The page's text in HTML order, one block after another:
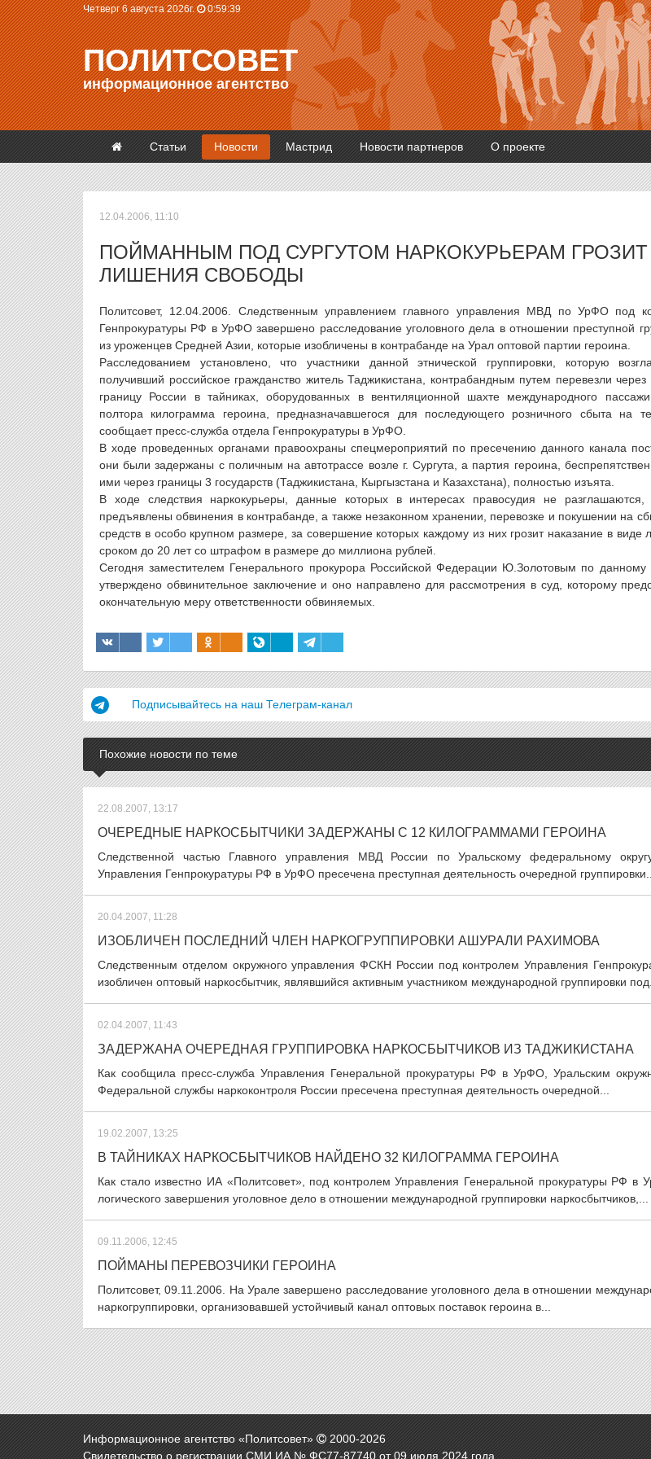
Четверг 6 августа 2026г. 0:59:40
ПОЛИТСОВЕТ
информационное агентство
Статьи Новости Мастрид Новости партнеров О проекте
12.04.2006, 11:10
ПОЙМАННЫМ ПОД СУРГУТОМ НАРКОКУРЬЕРАМ ГРОЗИТ
ЛИШЕНИЯ СВОБОДЫ
Политсовет, 12.04.2006. Следственным управлением главного управления МВД по УрФО под
Генпрокуратуры РФ в УрФО завершено расследование уголовного дела в отношении преступной
из уроженцев Средней Азии, которые изобличены в контрабанде на Урал оптовой партии героина.
Расследованием установлено, что участники данной этнической группировки, которую
получивший российское гражданство житель Таджикистана, контрабандным путем перевезли через
границу России в тайниках, оборудованных в вентиляционной шахте международного
полтора килограмма героина, предназначавшегося для последующего розничного сбыта на
сообщает пресс-служба отдела Генпрокуратуры в УрФО.
В ходе проведенных органами правоохраны спецмероприятий по пресечению данного канала
они были задержаны с поличным на автотрассе возле г. Сургута, а партия героина,
ими через границы 3 государств (Таджикистана, Кыргызстана и Казахстана), полностью изъята.
В ходе следствия наркокурьеры, данные которых в интересах правосудия не
предъявлены обвинения в контрабанде, а также незаконном хранении, перевозке и покушении на
средств в особо крупном размере, за совершение которых каждому из них грозит наказание в виде
сроком до 20 лет со штрафом в размере до миллиона рублей.
Сегодня заместителем Генерального прокурора Российской Федерации Ю.Золотовым по данному
утверждено обвинительное заключение и оно направлено для рассмотрения в суд, которому
окончательную меру ответственности обвиняемых.
Подписывайтесь на наш Телеграм-канал
Похожие новости по теме
22.08.2007, 13:17
ОЧЕРЕДНЫЕ НАРКОСБЫТЧИКИ ЗАДЕРЖАНЫ С 12 КИЛОГРАММАМИ ГЕРОИНА
Следственной частью Главного управления МВД России по Уральскому федеральному
Управления Генпрокуратуры РФ в УрФО пресечена преступная деятельность очередной группировки...
20.04.2007, 11:28
ИЗОБЛИЧЕН ПОСЛЕДНИЙ ЧЛЕН НАРКОГРУППИРОВКИ АШУРАЛИ РАХИМОВА
Следственным отделом окружного управления ФСКН России под контролем Управления
изобличен оптовый наркосбытчик, являвшийся активным участником международной группировки
02.04.2007, 11:43
ЗАДЕРЖАНА ОЧЕРЕДНАЯ ГРУППИРОВКА НАРКОСБЫТЧИКОВ ИЗ ТАДЖИКИСТАНА
Как сообщила пресс-служба Управления Генеральной прокуратуры РФ в УрФО, Уральским
Федеральной службы наркоконтроля России пресечена преступная деятельность очередной...
19.02.2007, 13:25
В ТАЙНИКАХ НАРКОСБЫТЧИКОВ НАЙДЕНО 32 КИЛОГРАММА ГЕРОИНА
Как стало известно ИА «Политсовет», под контролем Управления Генеральной прокуратуры РФ в
логического завершения уголовное дело в отношении международной группировки наркосбытчиков,...
09.11.2006, 12:45
ПОЙМАНЫ ПЕРЕВОЗЧИКИ ГЕРОИНА
Политсовет, 09.11.2006. На Урале завершено расследование уголовного дела в отношении
наркогруппировки, организовавшей устойчивый канал оптовых поставок героина в...
Информационное агентство «Политсовет» 2000-2026
Свидетельство о регистрации СМИ ИА № ФС77-87740 от 09 июля 2024 года.